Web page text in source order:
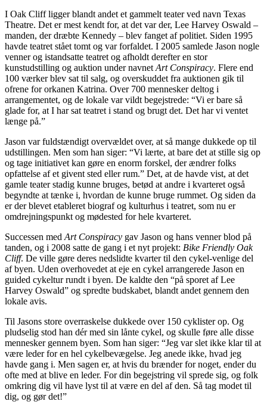
I Oak Cliff ligger blandt andet et gammelt teater ved navn Texas
Theatre. Det er mest kendt for, at det var der, Lee Harvey Oswald –
manden, der dræbte Kennedy – blev fanget af politiet. Siden 1995
havde teatret stået tomt og var forfaldet. I 2005 samlede Jason nogle
venner og istandsatte teatret og afholdt derefter en stor
kunstudstilling og auktion under navnet Art Conspiracy. Flere end
100 værker blev sat til salg, og overskuddet fra auktionen gik til
ofrene for orkanen Katrina. Over 700 mennesker deltog i
arrangementet, og de lokale var vildt begejstrede: “Vi er bare så
glade for, at I har sat teatret i stand og brugt det. Det har vi ventet
længe på.”
Jason var fuldstændigt overvældet over, at så mange dukkede op til
udstillingen. Men som han siger: “Vi lærte, at bare det at stille sig op
og tage initiativet kan gøre en enorm forskel, der ændrer folks
opfattelse af et givent sted eller rum.” Det, at de havde vist, at det
gamle teater stadig kunne bruges, betød at andre i kvarteret også
begyndte at tænke i, hvordan de kunne bruge rummet. Og siden da
er der blevet etableret biograf og kulturhus i teatret, som nu er
omdrejningspunkt og mødested for hele kvarteret.
Successen med Art Conspiracy gav Jason og hans venner blod på
tanden, og i 2008 satte de gang i et nyt projekt: Bike Friendly Oak
Cliff. De ville gøre deres nedslidte kvarter til den cykel-venlige del
af byen. Uden overhovedet at eje en cykel arrangerede Jason en
guided cykeltur rundt i byen. De kaldte den “på sporet af Lee
Harvey Oswald” og spredte budskabet, blandt andet gennem den
lokale avis.
Til Jasons store overraskelse dukkede over 150 cyklister op. Og
pludselig stod han dér med sin lånte cykel, og skulle føre alle disse
mennesker gennem byen. Som han siger: “Jeg var slet ikke klar til at
være leder for en hel cykelbevægelse. Jeg anede ikke, hvad jeg
havde gang i. Men sagen er, at hvis du brænder for noget, ender du
ofte med at blive en leder. For din begejstring vil sprede sig, og folk
omkring dig vil have lyst til at være en del af den. Så tag modet til
dig, og gør det!”